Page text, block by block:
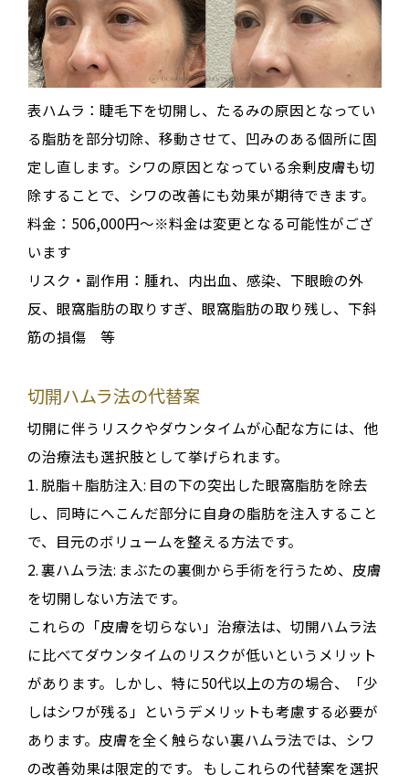
表ハムラ：睫毛下を切開し、たるみの原因となってい
る脂肪を部分切除、移動させて、凹みのある個所に固
定し直します。シワの原因となっている余剰皮膚も切
除することで、シワの改善にも効果が期待できます。
料金：506,000円～※料金は変更となる可能性がござ
います
リスク・副作用：腫れ、内出血、感染、下眼瞼の外
反、眼窩脂肪の取りすぎ、眼窩脂肪の取り残し、下斜
筋の損傷 等
切開ハムラ法の代替案
切開に伴うリスクやダウンタイムが心配な方には、他
の治療法も選択肢として挙げられます。
1. 脱脂＋脂肪注入: 目の下の突出した眼窩脂肪を除去
し、同時にへこんだ部分に自身の脂肪を注入すること
で、目元のボリュームを整える方法です。
2.裏ハムラ法: まぶたの裏側から手術を行うため、皮膚
を切開しない方法です。
これらの「皮膚を切らない」治療法は、切開ハムラ法
に比べてダウンタイムのリスクが低いというメリット
があります。しかし、特に50代以上の方の場合、「少
しはシワが残る」というデメリットも考慮する必要が
あります。皮膚を全く触らない裏ハムラ法では、シワ
の改善効果は限定的です。
もしこれらの代替案を選択